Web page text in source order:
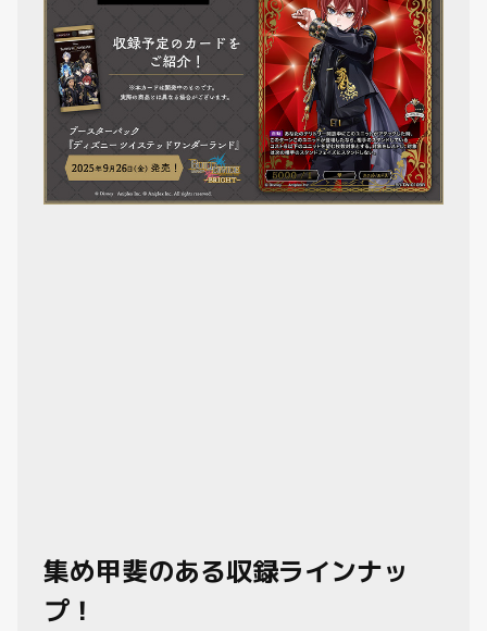
集め甲斐のある収録ラインナッ
プ！